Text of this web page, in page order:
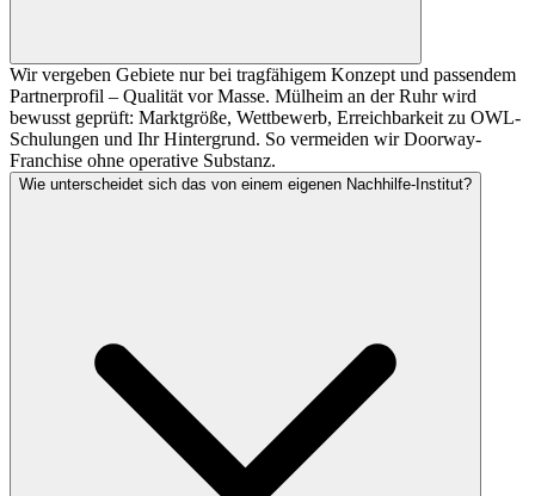
Wir vergeben Gebiete nur bei tragfähigem Konzept und passendem
Partnerprofil – Qualität vor Masse. Mülheim an der Ruhr wird
bewusst geprüft: Marktgröße, Wettbewerb, Erreichbarkeit zu OWL-
Schulungen und Ihr Hintergrund. So vermeiden wir Doorway-
Franchise ohne operative Substanz.
Wie unterscheidet sich das von einem eigenen Nachhilfe-Institut?